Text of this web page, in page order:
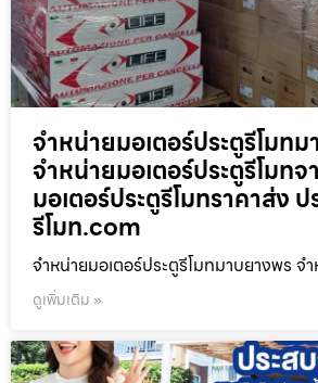
จำหน่ายมอเตอร์ประตูรีโมท
จำหน่ายมอเตอร์ประตูรีโมทจ
มอเตอร์ประตูรีโมทราคาส่ง ป
รีโมท.com
จำหน่ายมอเตอร์ประตูรีโมทมาบยางพร จ
ดูเพิ่มเติม »